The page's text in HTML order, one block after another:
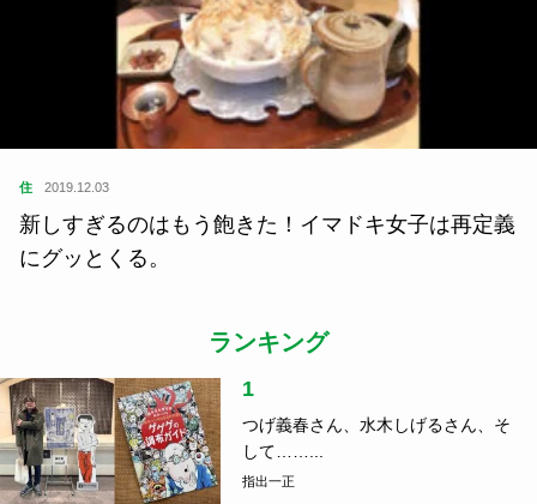
住 2019.12.03
新しすぎるのはもう飽きた！イマドキ女子は再定義
にグッとくる。
ランキング
1
つげ義春さん、水木しげるさん、そ
して……...
指出一正